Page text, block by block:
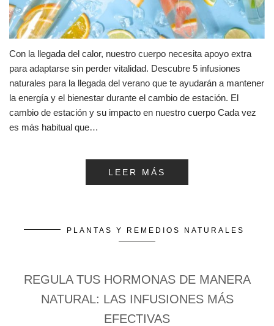
Con la llegada del calor, nuestro cuerpo necesita apoyo extra
para adaptarse sin perder vitalidad. Descubre 5 infusiones
naturales para la llegada del verano que te ayudarán a mantener
la energía y el bienestar durante el cambio de estación. El
cambio de estación y su impacto en nuestro cuerpo Cada vez
es más habitual que…
LEER MÁS
PLANTAS Y REMEDIOS NATURALES
REGULA TUS HORMONAS DE MANERA
NATURAL: LAS INFUSIONES MÁS
EFECTIVAS